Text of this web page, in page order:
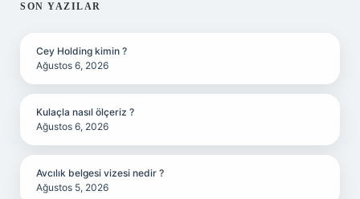
SIDEBAR
SON YAZILAR
Cey Holding kimin ?
Ağustos 6, 2026
Kulaçla nasıl ölçeriz ?
Ağustos 6, 2026
Avcılık belgesi vizesi nedir ?
Ağustos 5, 2026